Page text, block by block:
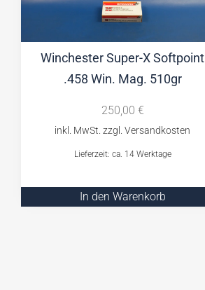
Winchester Super-X Softpoint
.458 Win. Mag. 510gr
250,00 €
Lieferzeit: ca. 14 Werktage
In den Warenkorb